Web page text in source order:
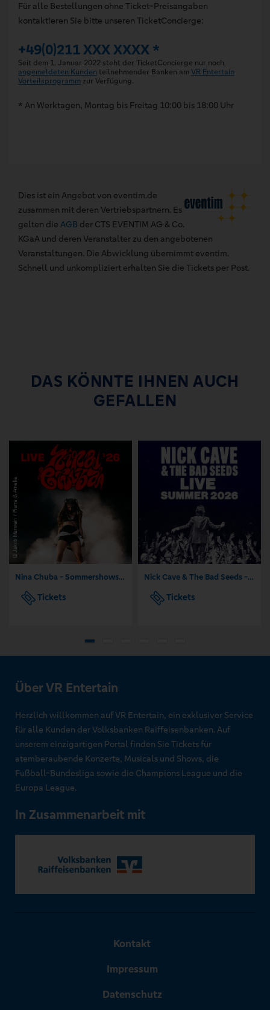
Für alle Bestellungen ohne Ticket-Preisangaben
kontaktieren Sie bitte unseren TicketConcierge:
+49(0)211 XXX XXXX *
Seit dem 1. Januar 2022 steht der TicketConcierge nur noch
angemeldeten Kunden teilnehmender Banken am VR Entertain
Vorteilsprogramm zur Verfügung.
* An Werktagen, Montag bis Freitag 10:00 bis 18:00 Uhr
Dies ist ein Angebot von eventim.de
zusammen mit deren Vertriebspartnern. Es
gelten die AGB der CTS EVENTIM AG & Co.
KGaA und deren Veranstalter zu den angebotenen
Veranstaltungen. Die Abwicklung übernimmt eventim.
Schnell und unkompliziert erhalten Sie die Tickets per Post.
DAS KÖNNTE IHNEN AUCH
GEFALLEN
Nina Chuba - Sommershows 2026
Tickets
Nick Cave & The Bad Seeds - Tour 2026
Tickets
Über VR Entertain
Herzlich willkommen auf VR Entertain, ein exklusiver Service
für alle Kunden der Volksbanken Raiffeisenbanken. Auf
unserem einzigartigen Portal finden Sie Tickets für
atemberaubende Konzerte, Musicals und Shows, die
Fußball-Bundesliga sowie die Champions League und die
Europa League.
In Zusammenarbeit mit
Kontakt
Impressum
Datenschutz